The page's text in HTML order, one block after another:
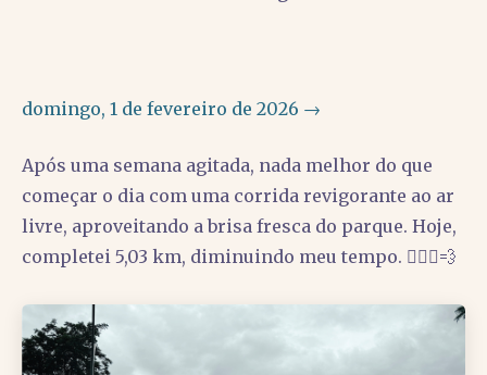
domingo, 1 de fevereiro de 2026 →
Após uma semana agitada, nada melhor do que
começar o dia com uma corrida revigorante ao ar
livre, aproveitando a brisa fresca do parque. Hoje,
completei 5,03 km, diminuindo meu tempo. 🏃🏽‍♂️💨